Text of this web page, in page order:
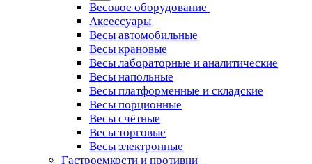
Весовое оборудование
Аксессуары
Весы автомобильные
Весы крановые
Весы лабораторные и аналитические
Весы напольные
Весы платформенные и складские
Весы порционные
Весы счётные
Весы торговые
Весы электронные
Гастроемкости и противни